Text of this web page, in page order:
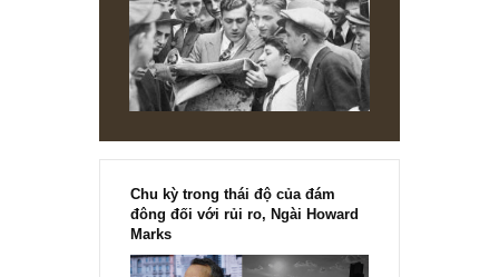
dù công nghệ, thời đại mới đã tiêu diệt vô số ngành nghề,
các công ty khác nhau…
Hi vọng chúng tôi trả lời sơ như trên anh đã thỏa mãn rồi.
Cám ơn câu hỏi hay của anh và chúng tôi luôn sẵn lòng